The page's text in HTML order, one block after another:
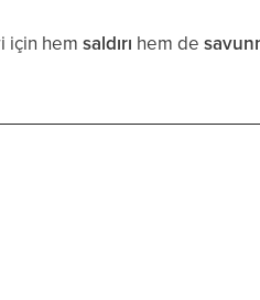
için hemsaldırı hem de